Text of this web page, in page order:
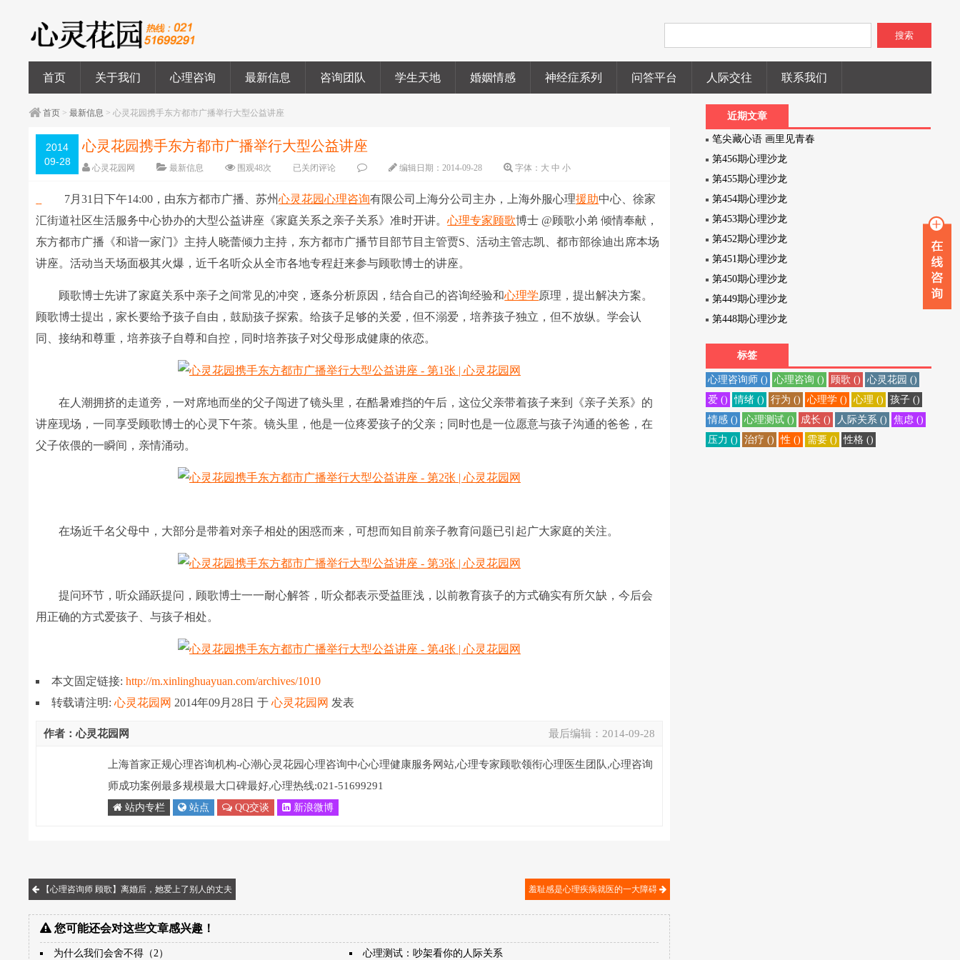
搜索
首页 关于我们 心理咨询 最新信息 咨询团队 学生天地 婚姻情感 神经症系列 问答平台 人际交往 联系我们
首页 >最新信息 > 心灵花园携手东方都市广播举行大型公益讲座
2014
09-28
心灵花园携手东方都市广播举行大型公益讲座
心灵花园网 最新信息 围观48次 已关闭评论 编辑日期：2014-09-28 字体： 大 中 小
7月31日下午14:00，由东方都市广播、苏州心灵花园心理咨询有限公司上海分公司主办，上海外服心理援助中心、徐家
汇街道社区生活服务中心协办的大型公益讲座《家庭关系之亲子关系》准时开讲。心理专家顾歌博士 @顾歌小弟 倾情奉献，
东方都市广播《和谐一家门》主持人晓蕾倾力主持，东方都市广播节目部节目主管贾S、活动主管志凯、都市部徐迪出席本场
讲座。活动当天场面极其火爆，近千名听众从全市各地专程赶来参与顾歌博士的讲座。
顾歌博士先讲了家庭关系中亲子之间常见的冲突，逐条分析原因，结合自己的咨询经验和心理学原理，提出解决方案。
顾歌博士提出，家长要给予孩子自由，鼓励孩子探索。给孩子足够的关爱，但不溺爱，培养孩子独立，但不放纵。学会认
同、接纳和尊重，培养孩子自尊和自控，同时培养孩子对父母形成健康的依恋。
在人潮拥挤的走道旁，一对席地而坐的父子闯进了镜头里，在酷暑难挡的午后，这位父亲带着孩子来到《亲子关系》的
讲座现场，一同享受顾歌博士的心灵下午茶。镜头里，他是一位疼爱孩子的父亲；同时也是一位愿意与孩子沟通的爸爸，在
父子依偎的一瞬间，亲情涌动。
在场近千名父母中，大部分是带着对亲子相处的困惑而来，可想而知目前亲子教育问题已引起广大家庭的关注。
提问环节，听众踊跃提问，顾歌博士一一耐心解答，听众都表示受益匪浅，以前教育孩子的方式确实有所欠缺，今后会
用正确的方式爱孩子、与孩子相处。
本文固定链接:http://m.xinlinghuayuan.com/archives/1010
转载请注明:心灵花园网 2014年09月28日于心灵花园网 发表
最后编辑： 2014-09-28
作者：心灵花园网
上海首家正规心理咨询机构-心潮心灵花园心理咨询中心心理健康服务网站,心理专家顾歌领衔心理医生团队,心理咨询
师成功案例最多规模最大口碑最好,心理热线:021-51699291
站内专栏 站点 QQ交谈 新浪微博
【心理咨询师 顾歌】离婚后，她爱上了别人的丈夫 羞耻感是心理疾病就医的一大障碍
您可能还会对这些文章感兴趣！
为什么我们会舍不得（2） 心理测试：吵架看你的人际关系
近期文章
笔尖藏心语 画里见青春
第456期心理沙龙
第455期心理沙龙
第454期心理沙龙
第453期心理沙龙
第452期心理沙龙
第451期心理沙龙
第450期心理沙龙
第449期心理沙龙
第448期心理沙龙
标签
心理咨询师 () 心理咨询 () 顾歌 ()
心灵花园 ()
爱 ()
情绪 () 行为 () 心理学 () 心理 ()
孩子 ()
情感 ()
心理测试 () 成长 () 人际关系 ()
焦虑 ()
压力 ()
治疗 () 性 () 需要 () 性格 ()